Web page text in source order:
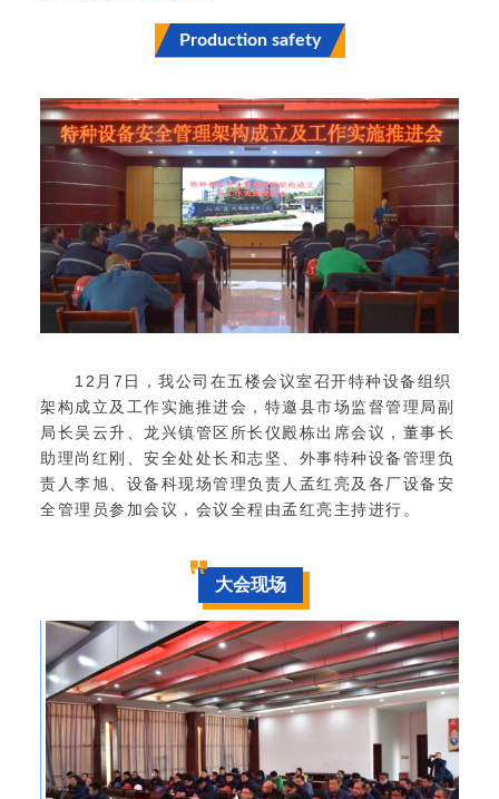
Production safety
12月7日，我公司在五楼会议室召开特种设备组织
架构成立及工作实施推进会，特邀县市场监督管理局副
局长吴云升、龙兴镇管区所长仪殿栋出席会议，董事长
助理尚红刚、安全处处长和志坚、 外事特种设备管理负
责人李旭、 设备科现场管理负责人孟红亮及各厂设备安
全管理员参加会议，会议全程由孟红亮主持进行。
大会现场